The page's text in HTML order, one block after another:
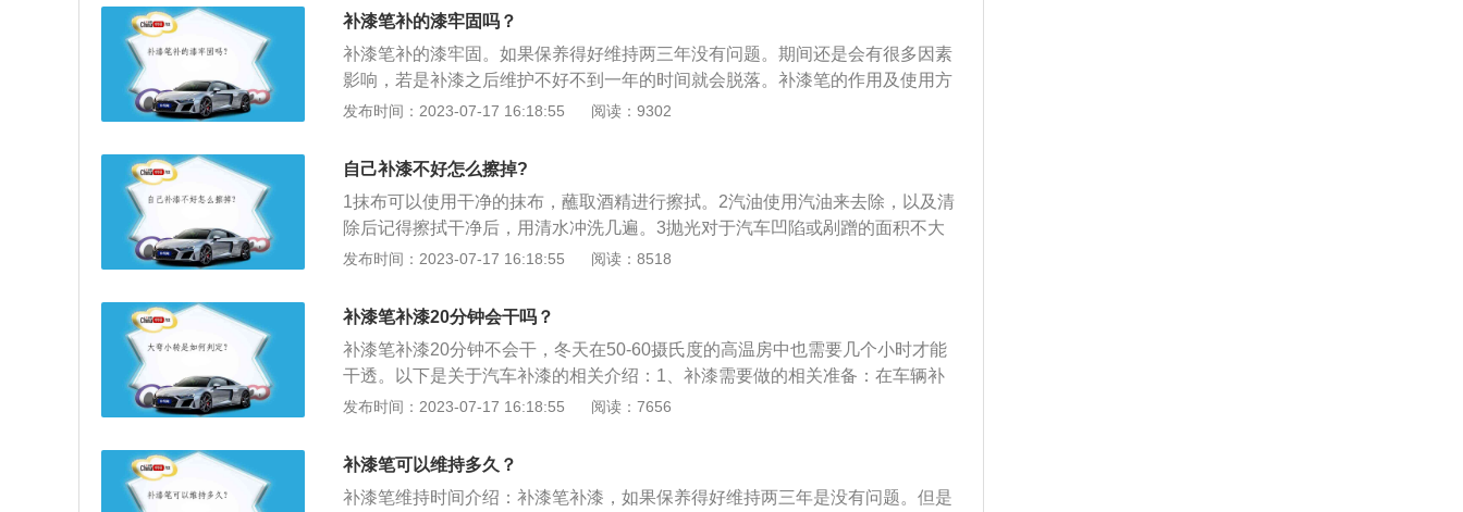
补漆笔怎么用？1、从网上购买补漆笔，可能有车主以为寄到就一支补漆笔，实
研磨剂、驳口金油等。2、提前将车洗干净，如果没有这个必要的话，那就将划
痕所处部位清洗干净。然后用浸湿了的磨砂纸，包裹在棉块上，接着打磨划痕，
直到用手感觉与周边漆面没有高低不平的感觉。3、准备一些报纸，用胶带遮挡
的位置进行来回喷漆，注意每喷一层最好等待几分钟让车漆干燥后再喷下一层，
直到划痕遮盖为止。切忌长时间停留在同一位置，否则会导致车漆流泪现象。
4、车漆喷涂完，等待20分钟让车漆干透，同样将驳口金油组装在喷罐上，然后
近，也能起到保护补好的漆。5、等待一天时间，对划痕补漆位置使用祛痕研磨
补漆笔补的漆牢固吗？
补漆笔补的漆牢固。如果保养得好维持两三年没有问题。期间还是会有很多因素
影响，若是补漆之后维护不好不到一年的时间就会脱落。补漆笔的作用及使用方
法如下：补漆笔作用：补漆笔是汽车划痕修补的工具之一，作为一种即时车漆处
理，遮盖痕迹，使得划痕看不出来，效果还不错，虽然并不能达到跟原车漆一样
的效果，但比不进行修补要好很多。补漆笔虽然可以填补空缺，阻断空气与车体
表面的接触，有一定的防锈作用，但是不能代替专业汽车防锈漆。补漆笔使用方
法：在使用补漆笔时，对照车漆原来的颜色选择合适的型号即可。在细小的刮痕
或油漆剥落处涂上补漆笔后，即可修补、掩盖及填平伤痕。补漆笔的成分一般为
发布时间：2023-07-17 16:18:55 阅读：9302
自己补漆不好怎么擦掉?
1抹布可以使用干净的抹布，蘸取酒精进行擦拭。2汽油使用汽油来去除，以及清
除后记得擦拭干净后，用清水冲洗几遍。3抛光对于汽车凹陷或剐蹭的面积不大
的修复方式还有牙膏、补漆笔、抛光打蜡等。
发布时间：2023-07-17 16:18:55 阅读：8518
补漆笔补漆20分钟会干吗？
补漆笔补漆20分钟不会干，冬天在50-60摄氏度的高温房中也需要几个小时才能
干透。以下是关于汽车补漆的相关介绍：1、补漆需要做的相关准备：在车辆补
漆时，4S店都会建议车主留钥匙，并且在车主陪同下登记好车辆行驶里程，油表
品拿走。2、安全性：现在一般的正规4s店都会安装监控，车主万一丢失东西可
以观看监控视频。
发布时间：2023-07-17 16:18:55 阅读：7656
补漆笔可以维持多久？
补漆笔维持时间介绍：补漆笔补漆，如果保养得好维持两三年是没有问题。但是